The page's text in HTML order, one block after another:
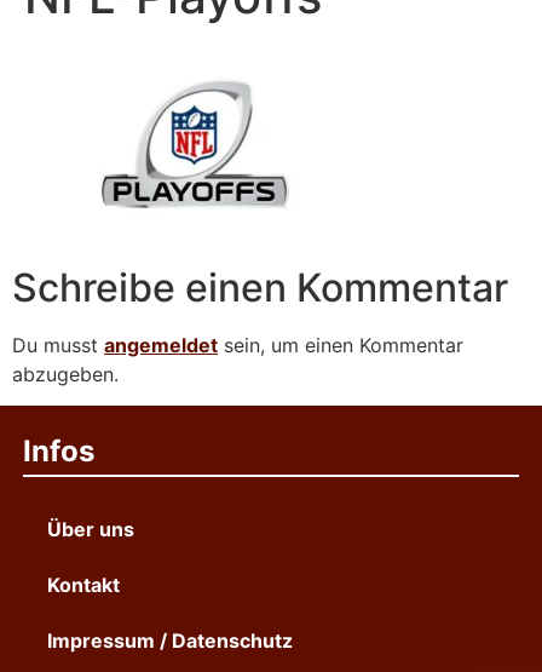
Schreibe einen Kommentar
Du musst angemeldet sein, um einen Kommentar
abzugeben.
Infos
Über uns
Kontakt
Impressum / Datenschutz